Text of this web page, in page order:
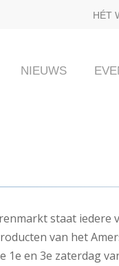
HÉT
NIEUWS
staat iedere
van het
en 3e zaterdag